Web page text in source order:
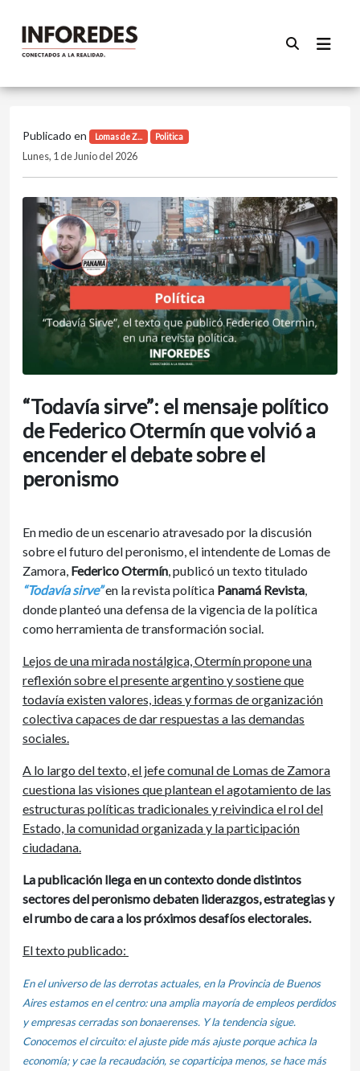
Publicado en Lomas de Z... Politica
Lunes, 1 de Junio del 2026
“Todavía sirve”: el mensaje político
de Federico Otermín que volvió a
encender el debate sobre el
peronismo
En medio de un escenario atravesado por la discusión
sobre el futuro del peronismo, el intendente de Lomas de
Zamora, Federico Otermín , publicó un texto titulado
“Todavía sirve”en la revista política Panamá Revista
donde planteó una defensa de la vigencia de la política
como herramienta de transformación social.
Lejos de una mirada nostálgica, Otermín propone una
reflexión sobre el presente argentino y sostiene que
todavía existen valores, ideas y formas de organización
colectiva capaces de dar respuestas a las demandas
sociales.
A lo largo del texto, el jefe comunal de Lomas de Zamora
cuestiona las visiones que plantean el agotamiento de las
estructuras políticas tradicionales y reivindica el rol del
Estado, la comunidad organizada y la participación
ciudadana.
La publicación llega en un contexto donde distintos
sectores del peronismo debaten liderazgos, estrategias y
el rumbo de cara a los próximos desafíos electorales.
El texto publicado:
En el universo de las derrotas actuales, en la Provincia de Buenos
Aires estamos en el centro: una amplia mayoría de empleos perdidos
y empresas cerradas son bonaerenses. Y la tendencia sigue.
Conocemos el circuito: el ajuste pide más ajuste porque achica la
economía; y cae la recaudación, se coparticipa menos, se hace más